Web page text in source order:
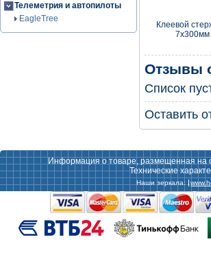
Телеметрия и автопилоты
EagleTree
Клеевой
7x300мм
Отзывы
Список
Оставить
Информация о товаре, размещенная на
Технические
Наши зеркала: